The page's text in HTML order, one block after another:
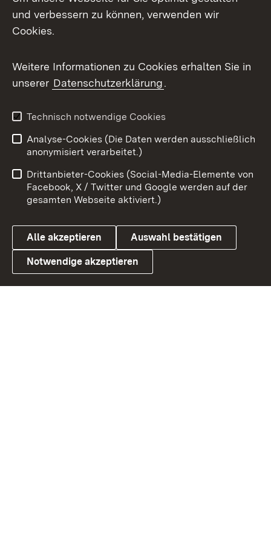
Facebook
X / Twitter
Youtube
Link zum Landesportal
Impressum
Kontakt
Barrierefreiheit
Datenschutz
Cookies
und verbessern zu können, verwenden wir
Cookies.
Weitere Informationen zu Cookies erhalten Sie in
unserer Datenschutzerklärung.
Technisch notwendige Cookies
Analyse-Cookies (Die Daten werden ausschließlich
anonymisiert verarbeitet.)
Drittanbieter-Cookies (Social-Media-Elemente von
Facebook, X / Twitter und Google werden auf der
gesamten Webseite aktiviert.)
Alle akzeptieren Auswahl bestätigen
Notwendige akzeptieren